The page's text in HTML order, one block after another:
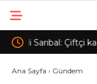
kalmış İzmit
iddiasına
Ana Sayfa › Gündem